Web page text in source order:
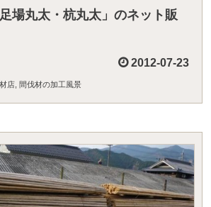
場丸太・杭丸太」のネット販
2012-07-23
店 間伐材の加工風景